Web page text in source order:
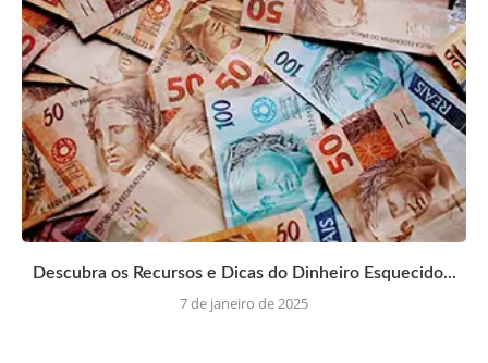
Descubra os Recursos e Dicas do Dinheiro Esquecido...
7 de janeiro de 2025